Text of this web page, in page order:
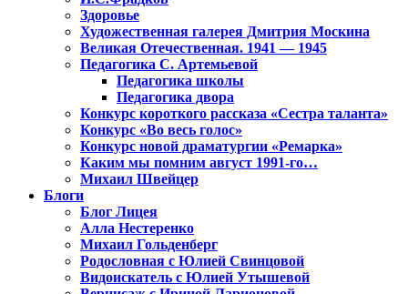
Здоровье
Художественная галерея Дмитрия Москина
Великая Отечественная. 1941 — 1945
Педагогика С. Артемьевой
Педагогика школы
Педагогика двора
Конкурс короткого рассказа «Сестра таланта»
Конкурс «Во весь голос»
Конкурс новой драматургии «Ремарка»
Каким мы помним август 1991-го…
Михаил Швейцер
Блоги
Блог Лицея
Алла Нестеренко
Михаил Гольденберг
Родословная с Юлией Свинцовой
Видоискатель с Юлией Утышевой